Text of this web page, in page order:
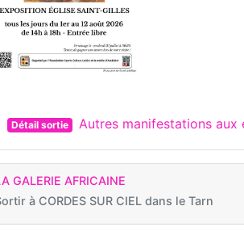
Détail sortie Autres manifestations aux
GALERIE AFRICAINE
à CORDES SUR CIEL dans le Tarn